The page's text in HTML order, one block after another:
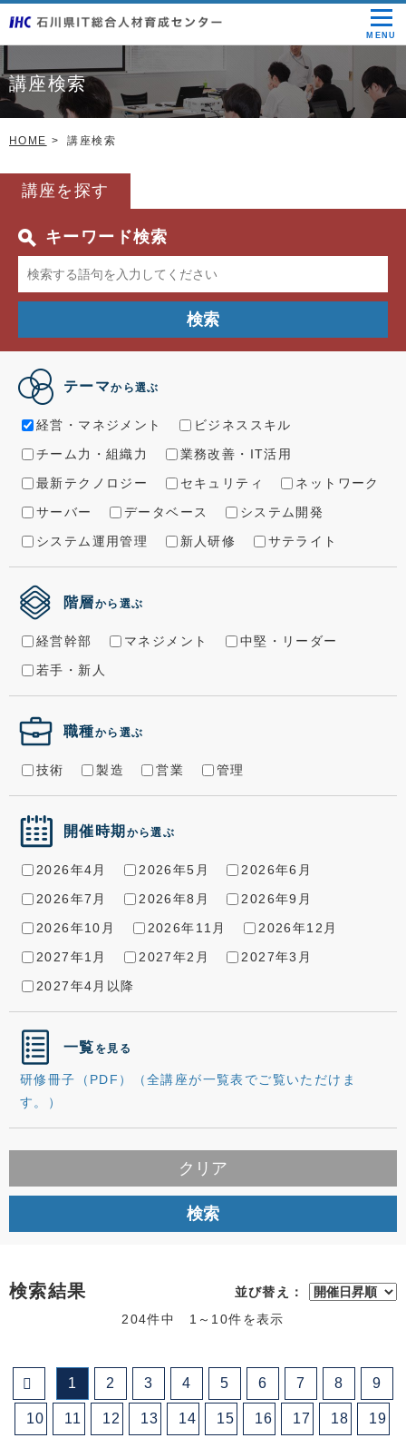
MENU
講座検索
HOME 講座検索
講座を探す
キーワード検索
検索
テーマから選ぶ
経営・マネジメント
ビジネススキル
チーム力・組織力
業務改善・IT活用
最新テクノロジー
セキュリティ
ネットワーク
サーバー
データベース
システム開発
システム運用管理
新人研修 サテライト
階層から選ぶ
経営幹部 マネジメント
中堅・リーダー
若手・新人
職種から選ぶ
技術 製造 営業 管理
開催時期 から選ぶ
2026年4月 2026年5月
2026年6月
2026年7月
2026年8月
2026年9月
2026年10月
2026年11月
2026年12月
2027年1月
2027年2月
2027年3月
2027年4月以降
一覧 を見る
研修冊子（PDF）（全講座が一覧表でご覧いただけま
す。）
クリア
検索
検索結果
並び替え：
204件中 1～10件を表示
1 2 3 4 5 6 7 8 9
10 11 12 13 14 15 16 17 18 19